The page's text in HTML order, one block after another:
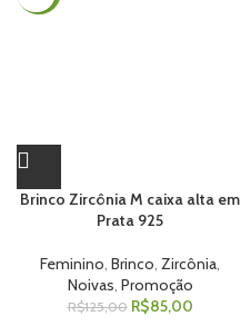
Brinco Zircônia M caixa alta em
Prata 925
Feminino, Brinco, Zircônia,
Noivas, Promoção
R$125,00 R$85,00